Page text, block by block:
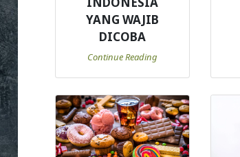
YANG WAJIB
DICOBA
Continue Reading